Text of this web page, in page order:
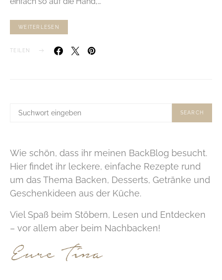
WEITERLESEN
TEILEN
SUCHE
SEARCH
Wie schön, dass ihr meinen BackBlog besucht.
Hier findet ihr leckere, einfache Rezepte rund
um das Thema Backen, Desserts, Getränke und
Geschenkideen aus der Küche.
Viel Spaß beim Stöbern, Lesen und Entdecken
– vor allem aber beim Nachbacken!